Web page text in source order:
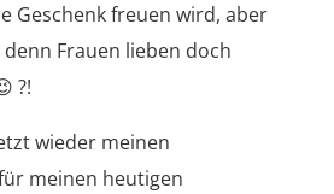
Geschenk freuen wird, aber
Frauen lieben doch
?!
wieder meinen
meinen heutigen